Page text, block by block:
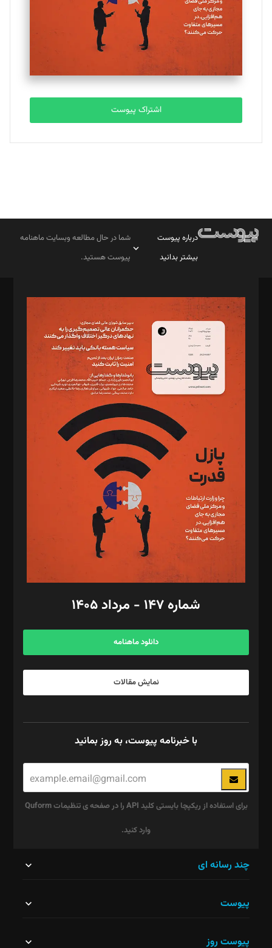
اشتراک پیوست
درباره پیوست
بیشتر بدانید
شما در حال مطالعه وبسایت ماهنامه
پیوست هستید.
مدیر مسئول: محمدباقر اثنی‌عشری
سردبیر: مهرک محمودی
دبیر تحریریه: میثم قاسمی
د‌بیر ناداستان: سمانه سمیع
د‌بیر خدمت و تجارت: ابوالفضل رجبی
د‌بیر حقوق فناوری: حسام‌الدین ایپکچی
د‌بیر پیوست جهان: مینا پاکدل
د‌بیر تحریریه آنلاین: بابک نقاش
تحریریه‌: مجتبی محمود‌ی، آرش برهمند، یسنا امان‌پور، سروش کرمیان،
مصطفی مسجدی آرانی، ابوالفضل رجبی، زهرا فکرانه، فائزه فتحی
رستمی،مصطفی باستان
ویرایش: نگار استاد‌‌آقا
طراح یونیفرم: مجید توکلی
فیلمبرداری و عکاسی: امیر شفیعی، مانی لطفی زاده
گرافیک و صفحه‌آرایی: سید‌سبحان‌علی ثابت
مد‌یر توسعه تجاری: کامبیز برید‌
امور مالی: شاپور رهبری، محمد‌ کاظمی‌نیا
آگهی و مشترکین: ۰۹۱۹۹۹۹۰۴۵۴
شماره ۱۴۷ - مرداد ۱۴۰۵
دانلود ماهنامه
نمایش مقالات
با خبرنامه پیوست، به روز بمانید
برای استفاده از ریکپچا بایستی کلید API را در صفحه ی تنظیمات Quform
وارد کنید.
نباید
چند رسانه ای
پیوست
پیوست روز